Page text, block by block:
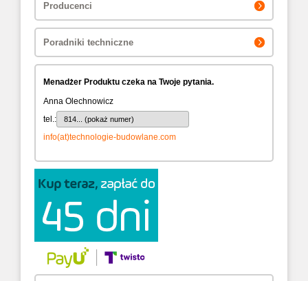
Producenci
Poradniki techniczne
Menadżer Produktu czeka na Twoje pytania.
Anna Olechnowicz
tel.:
814... (pokaż numer)
info(at)technologie-budowlane.com